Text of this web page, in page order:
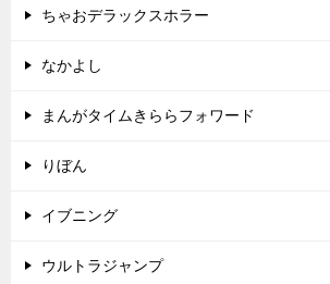
ちゃおデラックスホラー
なかよし
まんがタイムきららフォワード
りぼん
イブニング
ウルトラジャンプ